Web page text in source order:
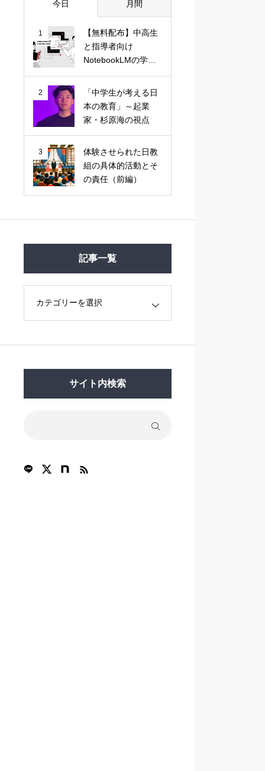
今日 月間
1
【無料配布】中高生
と指導者向け
NotebookLMの学習
2
「中学生が考える日
本の教育」～起業
家・杉原海の視点
3
体験させられた日教
組の具体的活動とそ
の責任（前編）
記事一覧
サイト内検索